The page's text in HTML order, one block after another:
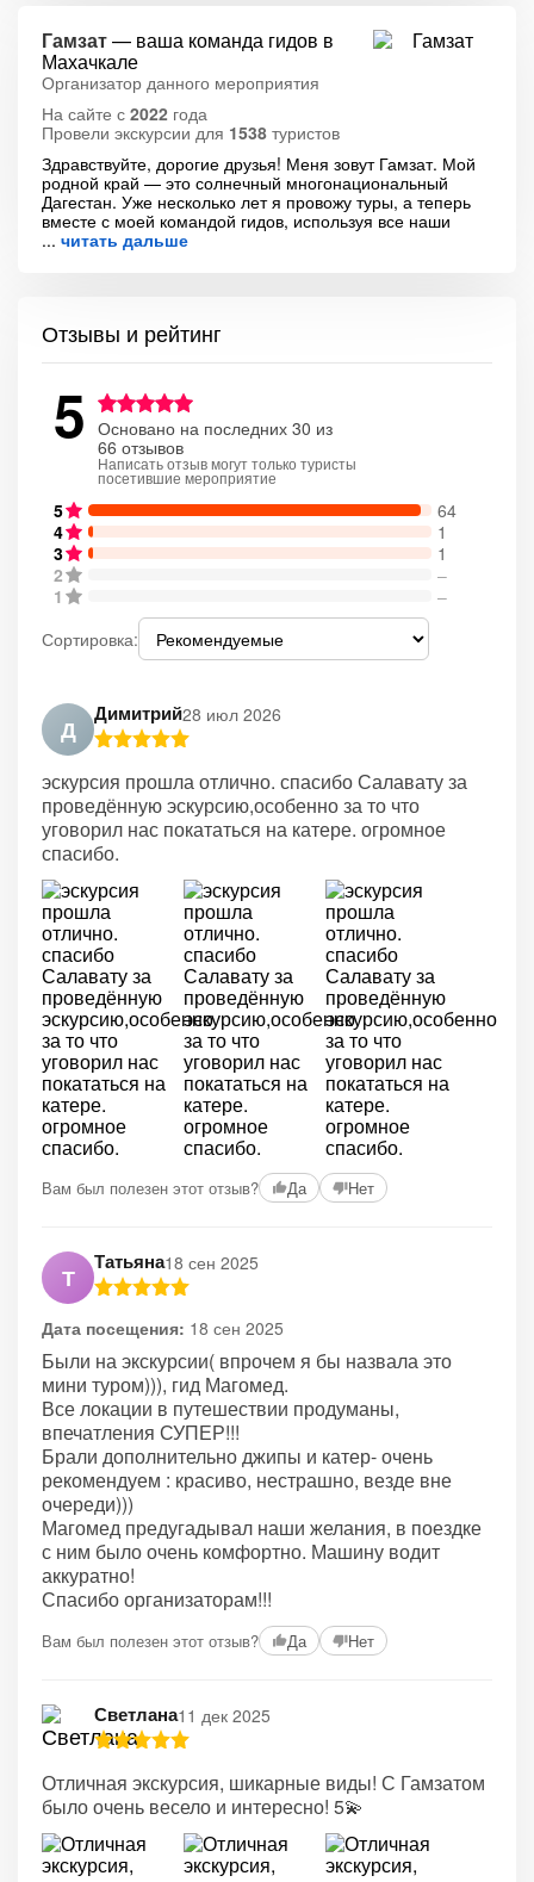
Гамзат— ваша команда гидов в
Махачкале
Организатор данного мероприятия
На сайте с 2022 года
Провели экскурсии для 1538 туристов
Здравствуйте, дорогие друзья! Меня зовут Гамзат. Мой
родной край — это солнечный многонациональный
Дагестан. Уже несколько лет я провожу туры, а теперь
вместе с моей командой гидов, используя все наши
читать дальше
Отзывы и рейтинг
5 Основано на последних 30 из
66 отзывов
Написать отзыв могут только туристы
посетившие мероприятие
5
64
4
1
3
1
2
–
1
–
Сортировка:
Д
Димитрий28 июл 2026
эскурсия прошла отлично. спасибо Салавату за
проведённую эскурсию,особенно за то что
уговорил нас покататься на катере. огромное
спасибо.
Вам был полезен этот отзыв? Да Нет
Т
Татьяна18 сен 2025
Дата посещения: 18 сен 2025
Были на экскурсии( впрочем я бы назвала это
мини туром))), гид Магомед.
Все локации в путешествии продуманы,
впечатления СУПЕР!!!
Брали дополнительно джипы и катер- очень
рекомендуем : красиво, нестрашно, везде вне
очереди)))
Магомед предугадывал наши желания, в поездке
с ним было очень комфортно. Машину водит
аккуратно!
Спасибо организаторам!!!
Вам был полезен этот отзыв? Да Нет
Светлана11 дек 2025
Отличная экскурсия, шикарные виды! С Гамзатом
было очень весело и интересно! 5💫